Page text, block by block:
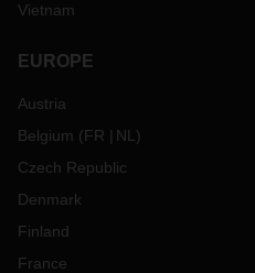
Vietnam
EUROPE
Austria
Belgium (FR NL )
Czech Republic
Denmark
Finland
France